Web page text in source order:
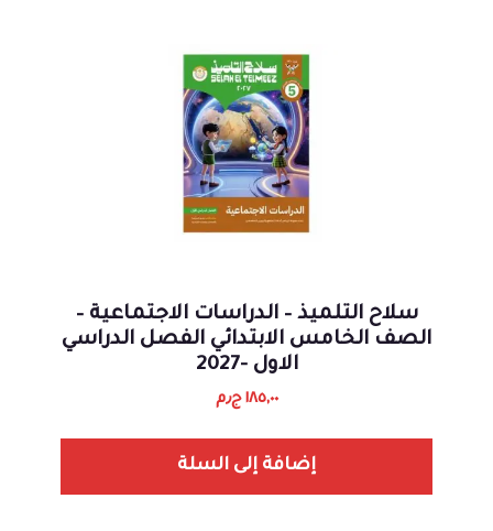
سلاح التلميذ – الدراسات الاجتماعية –
الصف الخامس الابتدائي الفصل الدراسي
الاول -2027
١٨٥,٠٠ ج٫م
إضافة إلى السلة